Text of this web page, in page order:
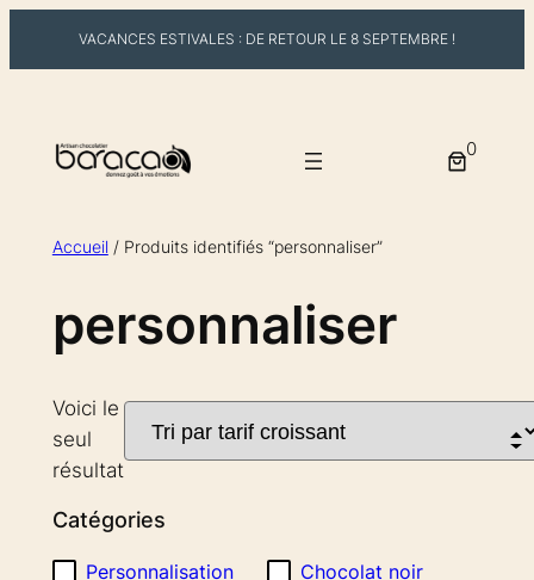
VACANCES ESTIVALES : DE RETOUR LE 8 SEPTEMBRE !
contenu
0
Accueil / Produits identifiés “personnaliser”
personnaliser
Voici le
seul
résultat
Catégories
Personnalisation
Chocolat noir